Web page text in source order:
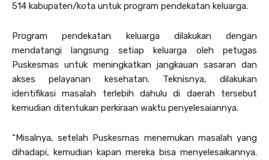
514 kabupaten/kota untuk program pendekatan keluarga.
Program pendekatan keluarga dilakukan dengan
mendatangi langsung setiap keluarga oleh petugas
Puskesmas untuk meningkatkan jangkauan sasaran dan
akses pelayanan kesehatan. Teknisnya, dilakukan
identifikasi masalah terlebih dahulu di daerah tersebut
kemudian ditentukan perkiraan waktu penyelesaiannya.
“Misalnya, setelah Puskesmas menemukan masalah yang
dihadapi, kemudian kapan mereka bisa menyelesaikannya.